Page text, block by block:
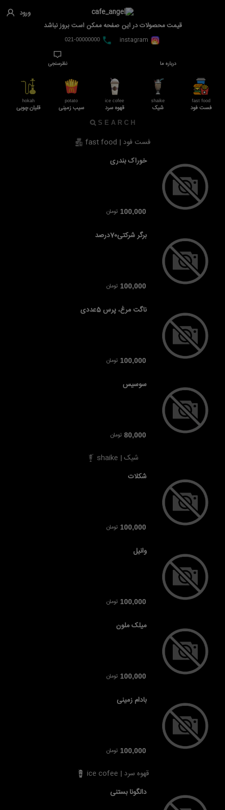
ورود
قیمت محصولات در این صفحه ممکن است بروز نباشد
021-00000000
درباره ما نظرسنجی
fast food
فست فود
shaike
شیک
ice cofee
قهوه سرد
potato
سیب زمینی
hokah
قلیان چوبی
فست فود | fast food
خوراک بندری
100,000 تومان
برگر شرکتی70درصد
100,000 تومان
ناگت مرغ، پرس 5عددی
100,000 تومان
سوسیس
80,000 تومان
شیک | shaike
شکلات
100,000 تومان
وانیل
100,000 تومان
میلک ملون
100,000 تومان
بادام زمینی
100,000 تومان
قهوه سرد | ice cofee
دالگونا بستنی